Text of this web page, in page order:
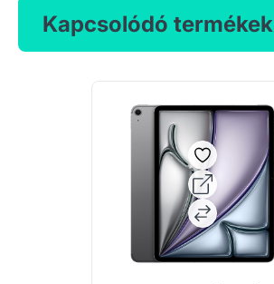
Kapcsolódó termékek